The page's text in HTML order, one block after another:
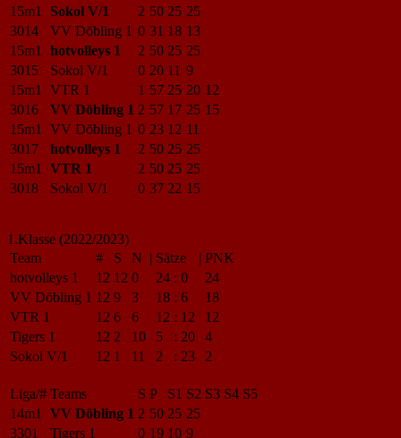
15m1
Sokol V/1 2 50 25 25
3014
VV Döbling 1 0 31 18 13
15m1
hotvolleys 1 2 50 25 25
3015
Sokol V/1 0 20 11 9
15m1
VTR 1 1 57 25 20 12
3016
VV Döbling 1 2 57 17 25 15
15m1
VV Döbling 1 0 23 12 11
3017
hotvolleys 1 2 50 25 25
15m1
VTR 1 2 50 25 25
3018
Sokol V/1 0 37 22 15
1.Klasse (2022/2023)
Team
# S N | Sätze | PNK
hotvolleys 1
12 12 0 24 : 0
24
VV Döbling 1 12 9 3 18 : 6
18
VTR 1
12 6 6 12 : 12
12
Tigers 1
12 2 10 5 : 20
4
Sokol V/1
12 1 11 2 : 23 2
Liga/# Teams S P S1 S2 S3 S4 S5
14m1
VV Döbling 1 2 50 25 25
3301
Tigers 1 0 19 10 9